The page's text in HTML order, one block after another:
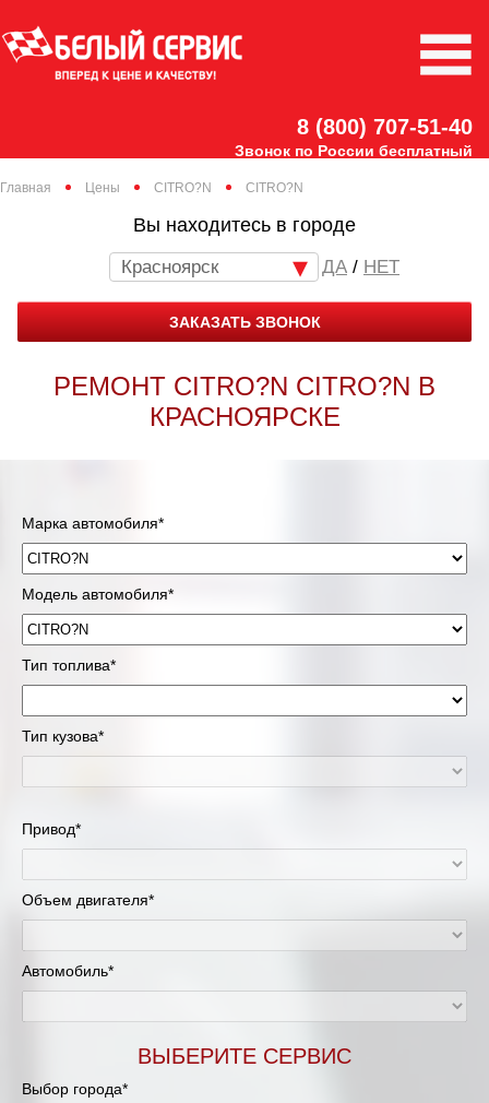
8 (800) 707-51-40
Звонок по России бесплатный
Главная Цены CITRO?N CITRO?N
Вы находитесь в городе
Красноярск / НЕТ
ЗАКАЗАТЬ ЗВОНОК
РЕМОНТ CITRO?N CITRO?N В
КРАСНОЯРСКЕ
Марка автомобиля*
Модель автомобиля*
Тип топлива*
Тип кузова*
Привод*
Объем двигателя*
Автомобиль*
ВЫБЕРИТЕ СЕРВИС
Выбор города*